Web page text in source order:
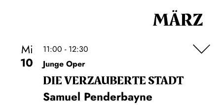
MÄRZ
Mi
10
11:00 - 12:30
Junge Oper
DIE VERZAUBERTE STADT
Samuel Penderbayne